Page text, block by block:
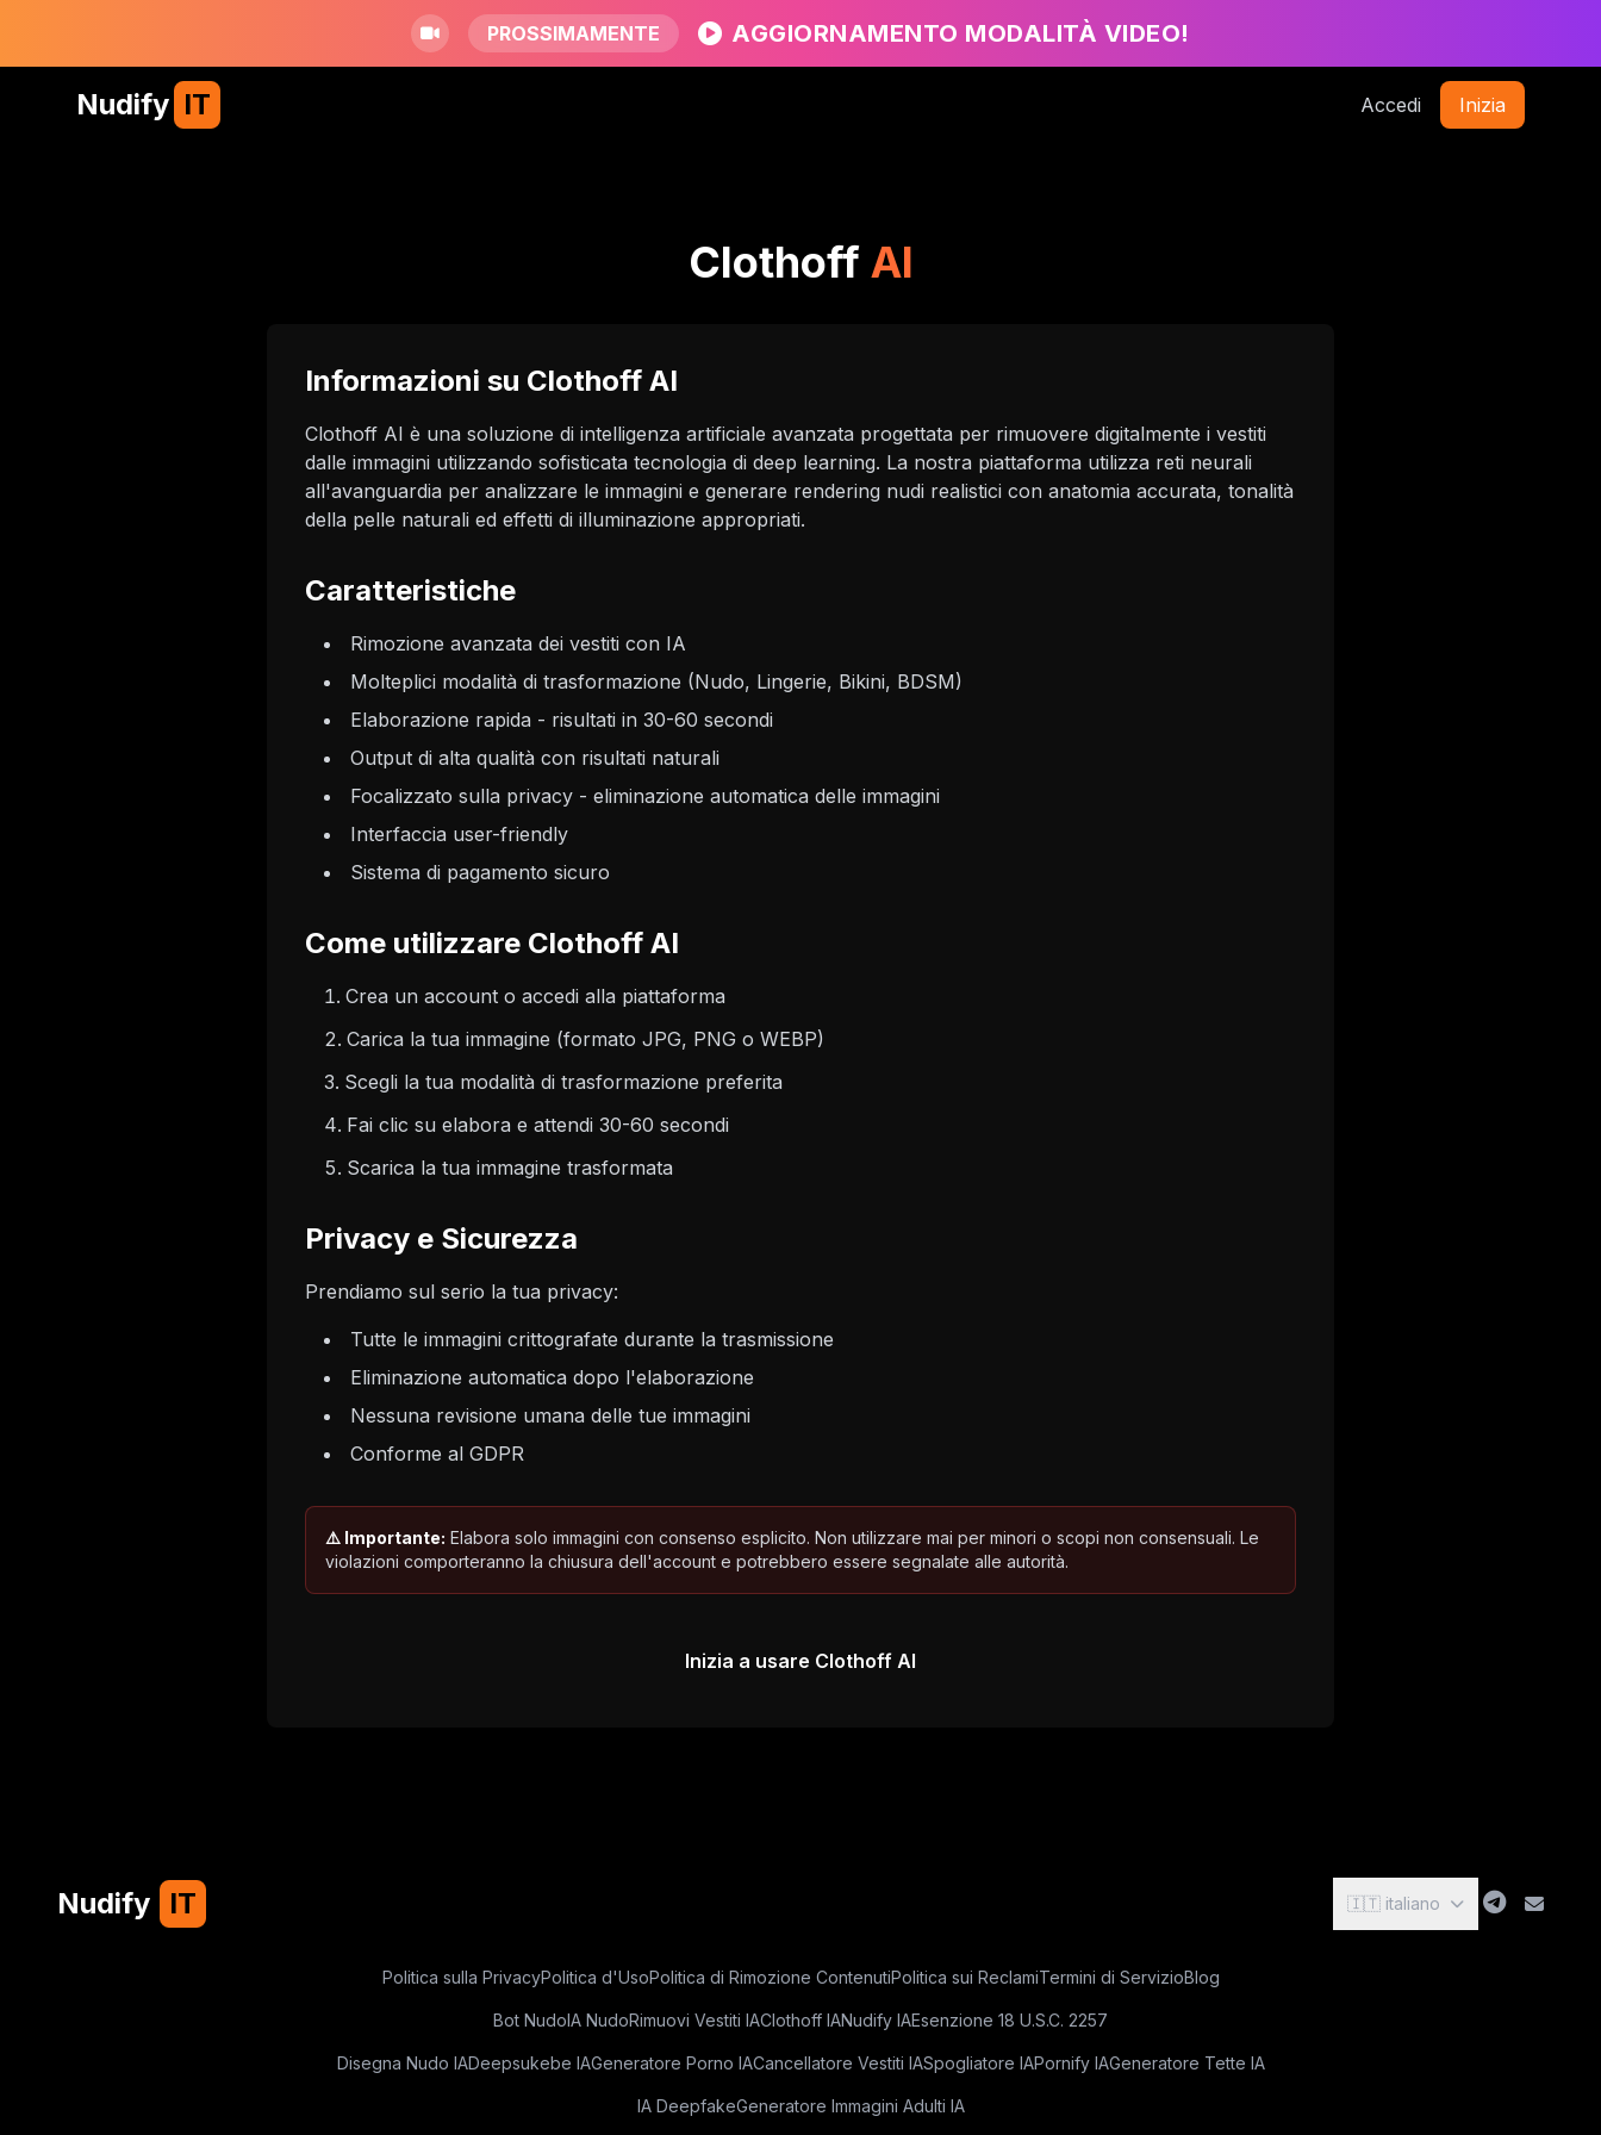
PROSSIMAMENTE AGGIORNAMENTO MODALITÀ VIDEO!
Nudify IT Accedi Inizia
Clothoff AI
Informazioni su Clothoff AI
Clothoff AI è una soluzione di intelligenza artificiale avanzata progettata per rimuovere digitalmente i vestiti
dalle immagini utilizzando sofisticata tecnologia di deep learning. La nostra piattaforma utilizza reti neurali
all'avanguardia per analizzare le immagini e generare rendering nudi realistici con anatomia accurata, tonalità
della pelle naturali ed effetti di illuminazione appropriati.
Caratteristiche
Rimozione avanzata dei vestiti con IA
Molteplici modalità di trasformazione (Nudo, Lingerie, Bikini, BDSM)
Elaborazione rapida - risultati in 30-60 secondi
Output di alta qualità con risultati naturali
Focalizzato sulla privacy - eliminazione automatica delle immagini
Interfaccia user-friendly
Sistema di pagamento sicuro
Come utilizzare Clothoff AI
Crea un account o accedi alla piattaforma
Carica la tua immagine (formato JPG, PNG o WEBP)
Scegli la tua modalità di trasformazione preferita
Fai clic su elabora e attendi 30-60 secondi
Scarica la tua immagine trasformata
Privacy e Sicurezza
Prendiamo sul serio la tua privacy:
Tutte le immagini crittografate durante la trasmissione
Eliminazione automatica dopo l'elaborazione
Nessuna revisione umana delle tue immagini
Conforme al GDPR
⚠️ Importante: Elabora solo immagini con consenso esplicito. Non utilizzare mai per minori o scopi non consensuali. Le
violazioni comporteranno la chiusura dell'account e potrebbero essere segnalate alle autorità.
Inizia a usare Clothoff AI
Nudify IT 🇮🇹 italiano
Politica sulla PrivacyPolitica d'UsoPolitica di Rimozione ContenutiPolitica sui ReclamiTermini di ServizioBlog
Bot NudoIA NudoRimuovi Vestiti IAClothoff IANudify IAEsenzione 18 U.S.C. 2257
Disegna Nudo IADeepsukebe IAGeneratore Porno IACancellatore Vestiti IASpogliatore IAPornify IAGeneratore Tette IA
IA DeepfakeGeneratore Immagini Adulti IA